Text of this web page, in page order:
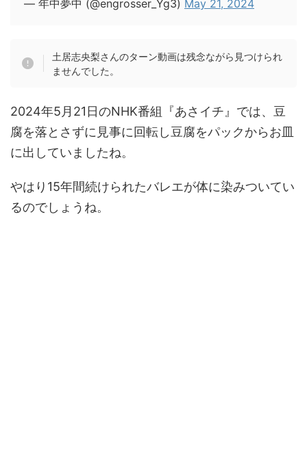
— 年中夢中 (@engrosser_Yg3) May 21, 2024
土居志央梨さんのターン動画は残念ながら見つけられ
ませんでした。
2024年5月21日のNHK番組『あさイチ』では、豆
腐を落とさずに見事に回転し豆腐をパックからお皿
に出していましたね。
やはり15年間続けられたバレエが体に染みついてい
るのでしょうね。